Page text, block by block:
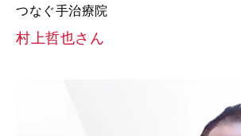
つなぐ手治療院
村上哲也さん